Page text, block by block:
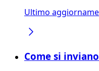
Ultimo
Come si